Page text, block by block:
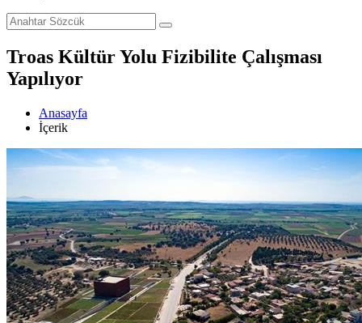
Troas Kültür Yolu Fizibilite Çalışması
Yapılıyor
Anasayfa
İçerik